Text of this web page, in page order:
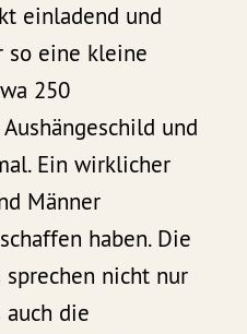
einladend und
so eine kleine
250
und
Ein wirklicher
Männer
haben. Die
nicht nur
auch die